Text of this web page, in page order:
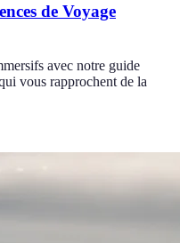
de Voyage
avec notre guide
vous rapprochent de la